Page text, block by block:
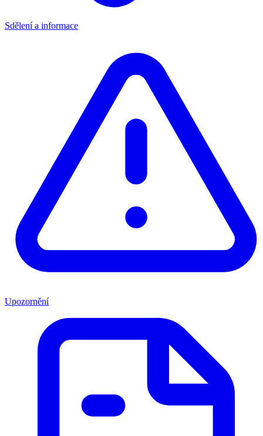
Sdělení a informace
Upozornění